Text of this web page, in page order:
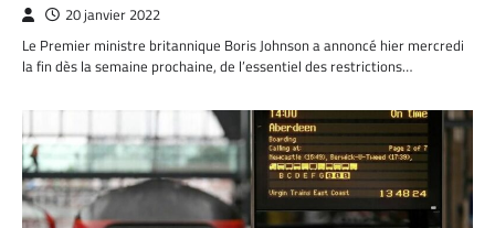
20 janvier 2022
Le Premier ministre britannique Boris Johnson a annoncé hier mercredi
la fin dès la semaine prochaine, de l’essentiel des restrictions…